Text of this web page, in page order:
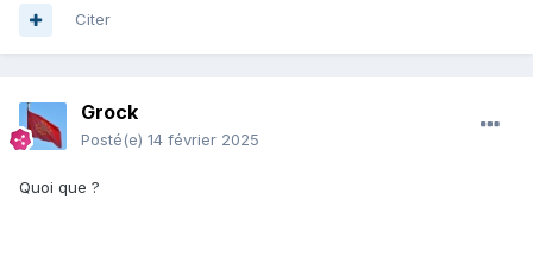
Citer
Grock
Posté(e) 14 février 2025
Quoi que ?